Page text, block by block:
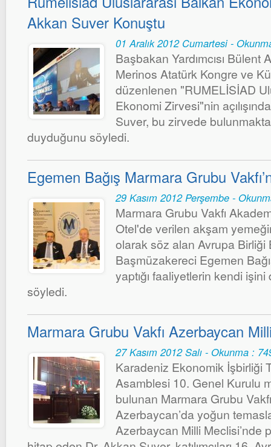
Akkan Suver Konuştu
01 Aralık 2012 Cumartesi -
Başbakan Yardımcısı Bülent
Merinos Atatürk Kongre ve
düzenlenen "RUMELİSİAD
Ekonomi Zirvesi"nin
Suver, bu zirvede
duyduğunu söyledi.
Egemen Bağış Marmara Grubu
29 Kasım 2012 Perşembe -
Marmara Grubu Vakfı
Otel'de verilen akşam
olarak söz alan Avrupa Birliği
Başmüzakereci Egemen
yaptığı faaliyetlerin kendi işini
söyledi.
Marmara Grubu Vakfı Azerbaycan
27 Kasım 2012 Salı - Okunma :
Karadeniz Ekonomik İşbirliği
Asamblesi 10. Genel Kurulu
bulunan Marmara Grubu
Azerbaycan’da yoğun
Azerbaycan Milli Meclisi’nde